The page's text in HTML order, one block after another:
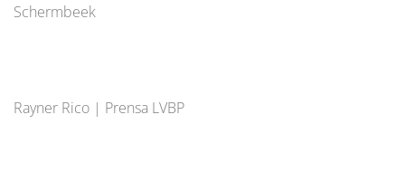
Schermbeek
Rayner Rico | Prensa LVBP